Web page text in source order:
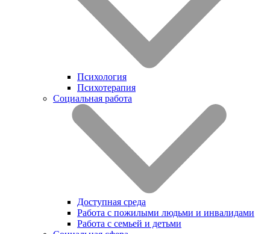
Психология
Психотерапия
Социальная работа
Доступная среда
Работа с пожилыми людьми и инвалидами
Работа с семьей и детьми